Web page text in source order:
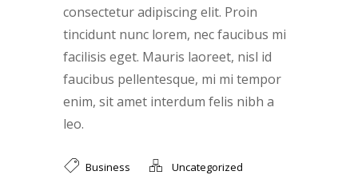
consectetur adipiscing elit. Proin
tincidunt nunc lorem, nec faucibus mi
facilisis eget. Mauris laoreet, nisl id
faucibus pellentesque, mi mi tempor
enim, sit amet interdum felis nibh a
leo.
Business Uncategorized